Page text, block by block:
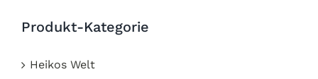
Produkt-Kategorie
Heikos Welt